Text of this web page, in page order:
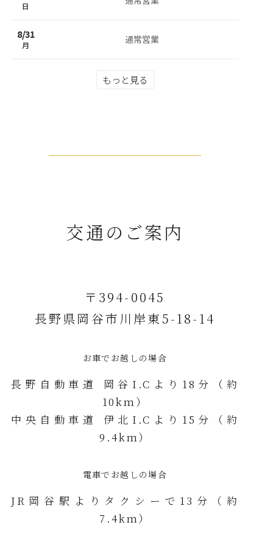
もっと見る
日
8/31
月 通常営業
交通のご案内
〒394-0045
長野県岡谷市川岸東5-18-14
お車でお越しの場合
長野自動車道 岡谷I.Cより18分（約
10km）
中央自動車道 伊北I.Cより15分（約
9.4km）
電車でお越しの場合
JR岡谷駅よりタクシーで13分（約
7.4km）